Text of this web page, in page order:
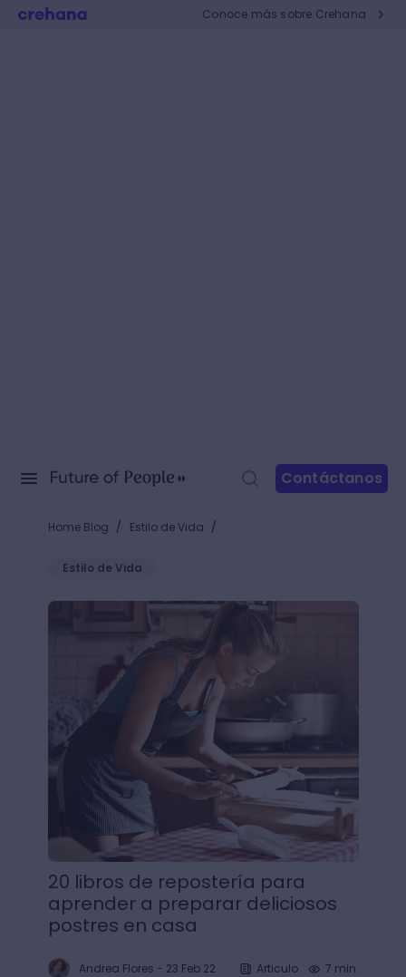
Conoce más sobre Crehana
Contáctanos
Home Blog / Estilo de Vida /
Estilo de Vida
20 libros de repostería para aprender a preparar
20 libros de repostería para
aprender a preparar deliciosos
postres en casa
Andrea Flores - 23 Feb 22 Articulo 7 min.